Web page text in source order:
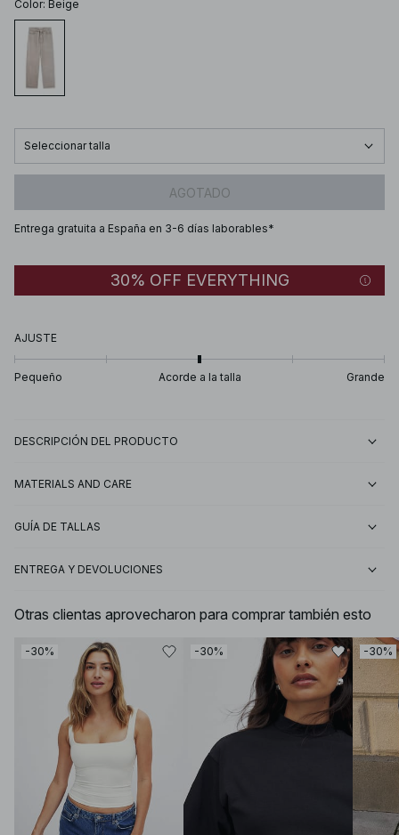
Color: Beige
Seleccionar talla
AGOTADO
Entrega gratuita a España en 3-6 días laborables*
30% OFF EVERYTHING
AJUSTE
Pequeño Acorde a la talla Grande
DESCRIPCIÓN DEL PRODUCTO
MATERIALS AND CARE
GUÍA DE TALLAS
ENTREGA Y DEVOLUCIONES
Otras clientas aprovecharon para comprar también esto
-30% -30% -30%